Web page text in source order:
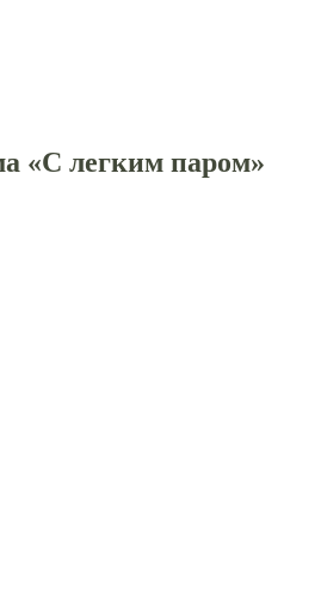
«С легким паром»